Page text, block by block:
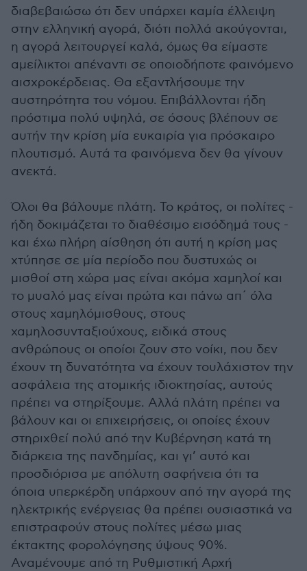
διαβεβαιώσω ότι δεν υπάρχει καμία έλλειψη
στην ελληνική αγορά, διότι πολλά ακούγονται,
η αγορά λειτουργεί καλά, όμως θα είμαστε
αμείλικτοι απέναντι σε οποιοδήποτε φαινόμενο
αισχροκέρδειας. Θα εξαντλήσουμε την
αυστηρότητα του νόμου. Επιβάλλονται ήδη
πρόστιμα πολύ υψηλά, σε όσους βλέπουν σε
αυτήν την κρίση μία ευκαιρία για πρόσκαιρο
πλουτισμό. Αυτά τα φαινόμενα δεν θα γίνουν
ανεκτά.
Όλοι θα βάλουμε πλάτη. Το κράτος, οι πολίτες -
ήδη δοκιμάζεται το διαθέσιμο εισόδημά τους -
και έχω πλήρη αίσθηση ότι αυτή η κρίση μας
χτύπησε σε μία περίοδο που δυστυχώς οι
μισθοί στη χώρα μας είναι ακόμα χαμηλοί και
το μυαλό μας είναι πρώτα και πάνω απ΄ όλα
στους χαμηλόμισθους, στους
χαμηλοσυνταξιούχους, ειδικά στους
ανθρώπους οι οποίοι ζουν στο νοίκι, που δεν
έχουν τη δυνατότητα να έχουν τουλάχιστον την
ασφάλεια της ατομικής ιδιοκτησίας, αυτούς
πρέπει να στηρίξουμε. Αλλά πλάτη πρέπει να
βάλουν και οι επιχειρήσεις, οι οποίες έχουν
στηριχθεί πολύ από την Κυβέρνηση κατά τη
διάρκεια της πανδημίας, και γι’ αυτό και
προσδιόρισα με απόλυτη σαφήνεια ότι τα
όποια υπερκέρδη υπάρχουν από την αγορά της
ηλεκτρικής ενέργειας θα πρέπει ουσιαστικά να
επιστραφούν στους πολίτες μέσω μιας
έκτακτης φορολόγησης ύψους 90%.
Αναμένουμε από τη Ρυθμιστική Αρχή